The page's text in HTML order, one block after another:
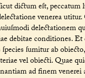
dictum eſt,
venerea
delectationem
debitae conditiones.
ſumitur ab
vel obiecti. Quae
ad finem